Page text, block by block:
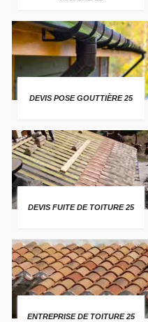
DEVIS POSE GOUTTIÈRE 25
DEVIS FUITE DE TOITURE 25
ENTREPRISE DE TOITURE 25